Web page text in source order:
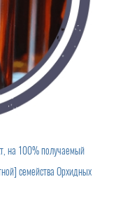
на 100% получаемый
семейства Орхидных